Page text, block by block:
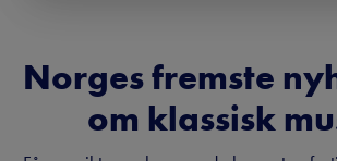
Norges fremste
om klassisk